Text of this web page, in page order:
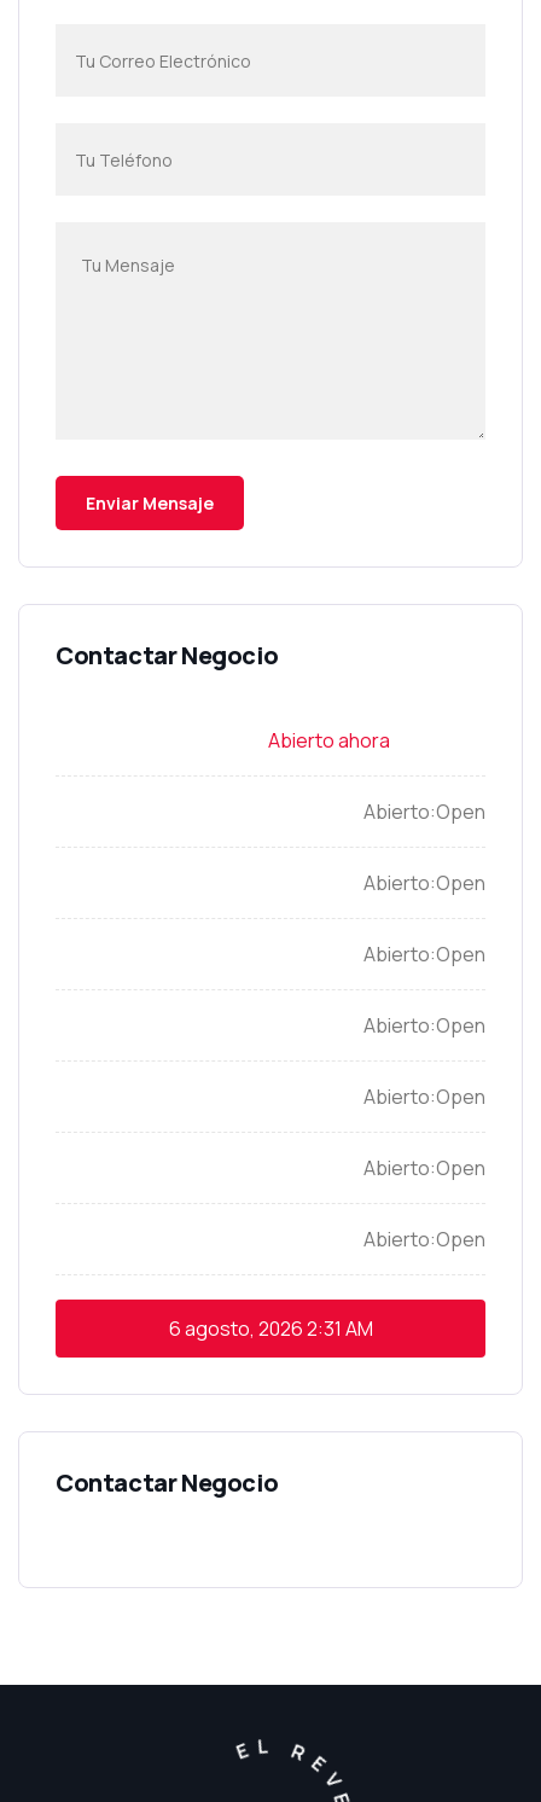
Open
Open
Open
Open
Open
Open
Open
6 agosto, 20262:31 AM